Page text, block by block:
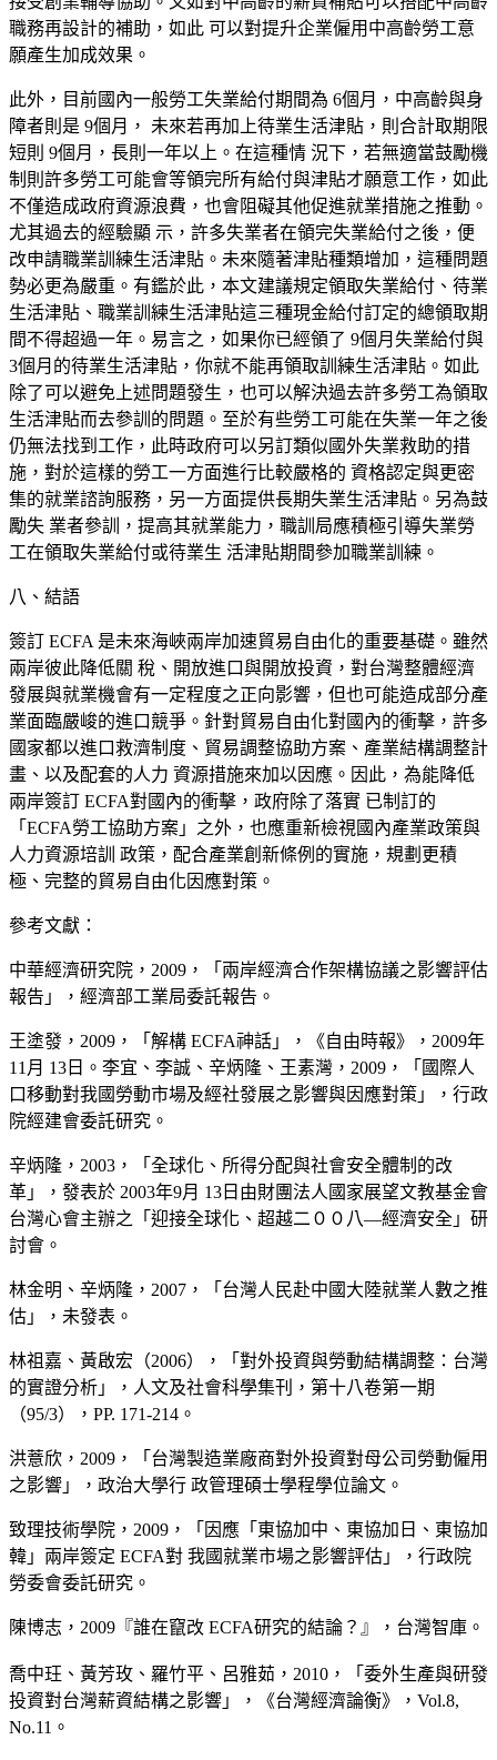
職務再設計的補助，如此 可以對提升企業僱用中高齡勞工意
願產生加成效果。
此外，目前國內一般勞工失業給付期間為 6個月，中高齡與身
障者則是 9個月， 未來若再加上待業生活津貼，則合計取期限
短則 9個月，長則一年以上。在這種情 況下，若無適當鼓勵機
制則許多勞工可能會等領完所有給付與津貼才願意工作，如此
不僅造成政府資源浪費，也會阻礙其他促進就業措施之推動。
尤其過去的經驗顯 示，許多失業者在領完失業給付之後，便
改申請職業訓練生活津貼。未來隨著津貼種類增加，這種問題
勢必更為嚴重。有鑑於此，本文建議規定領取失業給付、待業
生活津貼、職業訓練生活津貼這三種現金給付訂定的總領取期
間不得超過一年。易言之，如果你已經領了 9個月失業給付與
3個月的待業生活津貼，你就不能再領取訓練生活津貼。如此
除了可以避免上述問題發生，也可以解決過去許多勞工為領取
生活津貼而去參訓的問題。至於有些勞工可能在失業一年之後
仍無法找到工作，此時政府可以另訂類似國外失業救助的措
施，對於這樣的勞工一方面進行比較嚴格的 資格認定與更密
集的就業諮詢服務，另一方面提供長期失業生活津貼。另為鼓
勵失 業者參訓，提高其就業能力，職訓局應積極引導失業勞
工在領取失業給付或待業生 活津貼期間參加職業訓練。
八、結語
簽訂 ECFA 是未來海峽兩岸加速貿易自由化的重要基礎。雖然
兩岸彼此降低關 稅、開放進口與開放投資，對台灣整體經濟
發展與就業機會有一定程度之正向影響， 但也可能造成部分產
業面臨嚴峻的進口競爭 。針對貿易自由化對國內的衝擊，許多
國家都以進口救濟制度、貿易調整協助方案 、產業結構調整計
畫、以及配套的人力 資源措施來加以因應。因此，為能降低
兩岸簽訂 ECFA對國內的衝擊，政府除了落實 已制訂的
「ECFA勞工協助方案」之外，也應重新檢視國內產業政策與
人力資源培訓 政策，配合產業創新條例的實施，規劃更積
極、完整的貿易自由化因應對策。
參考文獻：
中華經濟研究院， 2009，「兩岸經濟合作架構協議之影響評估
報告」，經濟部工業局委託報告。
王塗發， 2009，「解構 ECFA神話」，《自由時報》，2009年
11月 13日。李宜、李誠、辛炳隆、王素灣，2009 ，「國際人
口移動對我國勞動市場及經社發展之影響與因應對策 」，行政
院經建會委託研究。
辛炳隆， 2003，「全球化、所得分配與社會安全體制的改
革」，發表於 2003年9月 13日由財團法人國家展望文教基金會
台灣心會主辦之「迎接全球化、超越二００八—經濟安全」研
討會。
林金明、辛炳隆， 2007，「台灣人民赴中國大陸就業人數之推
估」，未發表。
林祖 嘉、黃啟宏（2006），「對外投資與勞動結構調整：台灣
的實證分析」，人文及社會科學集刊，第十八卷第一期
（95/3），PP. 171-214。
洪薏欣， 2009，「台灣製造業廠商對外投資對母公司勞動僱用
之影響」，政治大學行 政管理碩士學程學位論文。
致理技術學院， 2009，「因應「東協加中、東協加日、東協加
韓」兩岸簽定 ECFA對 我國就業市場之影響評估」，行政院
勞委會委託研究。
陳博志， 2009『誰在竄改 ECFA研究的結論？』，台灣智庫。
喬中玨、黃芳玫、羅竹平、呂雅茹，2010 ，「委外生產與研發
投資對台灣薪資結構之影響 」，《台灣經濟論衡》，Vol.8,
No.11。